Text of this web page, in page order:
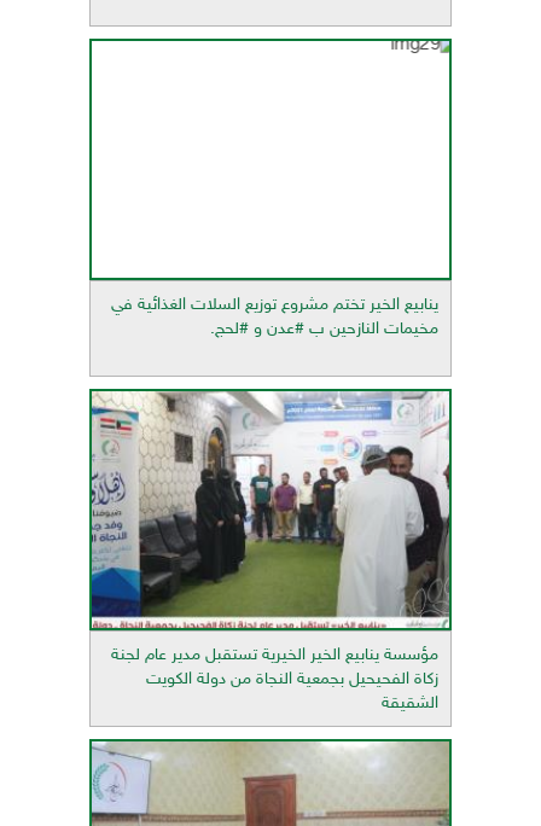
ينابيع الخير تختم مشروع توزيع السلات الغذائية في
مخيمات النازحين ب #عدن و #لحج.
مؤسسة ينابيع الخير الخيرية تستقبل مدير عام لجنة
زكاة الفحيحيل بجمعية النجاة من دولة الكويت
الشقيقة